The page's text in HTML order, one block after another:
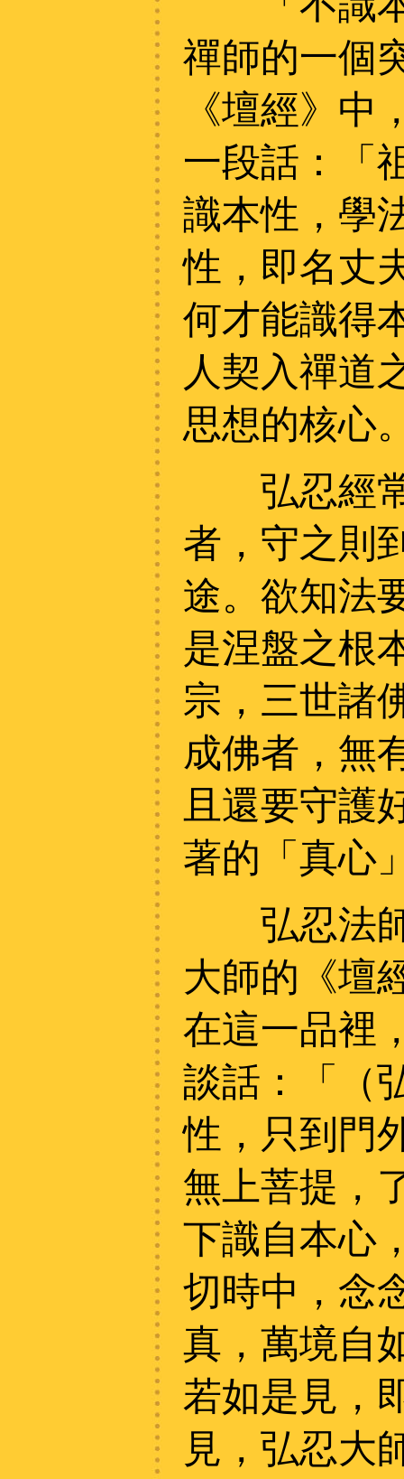
禪師的一個
《壇經》
一段話：「
識本性，學
性，即名丈
何才能識得
人契入禪道
思想的核心
弘忍經常
者，守之則
途。欲知法
是涅盤之根
宗，三世諸
成佛者，無
且還要守護
著的「真心
弘忍法師
大師的《壇
在這一品裡
談話：「（
性，只到門
無上菩提，
下識自本心
切時中，念
真，萬境自
若如是見，
見，弘忍大